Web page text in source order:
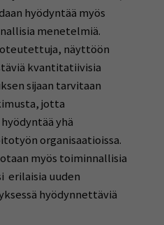
hyödyntää myös
menetelmiä.
näyttöön
kvantitatiivisia
sijaan tarvitaan
jotta
yhä
organisaatioissa.
myös toiminnallisia
erilaisia uuden
hyödynnettäviä